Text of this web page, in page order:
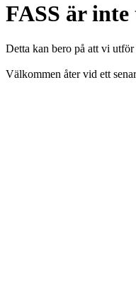
FASS är
Detta kan bero på att vi
Välkommen åter vid ett